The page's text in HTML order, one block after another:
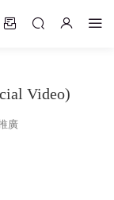
Video)
廣